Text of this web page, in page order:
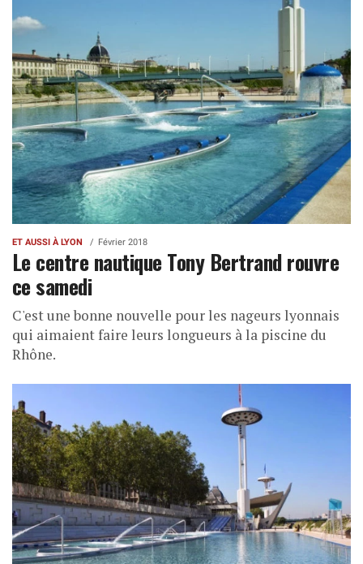
ET AUSSI À LYON Février 2018
Le centre nautique Tony Bertrand rouvre
ce samedi
C'est une bonne nouvelle pour les nageurs lyonnais
qui aimaient faire leurs longueurs à la piscine du
Rhône.